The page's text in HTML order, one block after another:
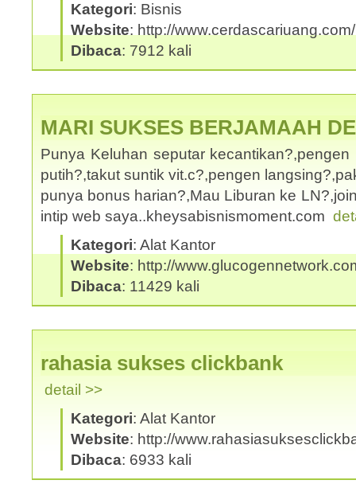
Kategori: Bisnis
Website: http://
Dibaca: 7912 kali
MARI SUKSES BERJAMAAH
Punya Keluhan seputar
putih?,takut suntik vit.c?,pengen
punya bonus harian?,Mau Liburan ke
intip web saya..kheysabisnismoment.com
Kategori: Alat Kantor
Website: http://
Dibaca: 11429 kali
rahasia sukses clickbank
detail >>
Kategori: Alat Kantor
Website: http://
Dibaca: 6933 kali